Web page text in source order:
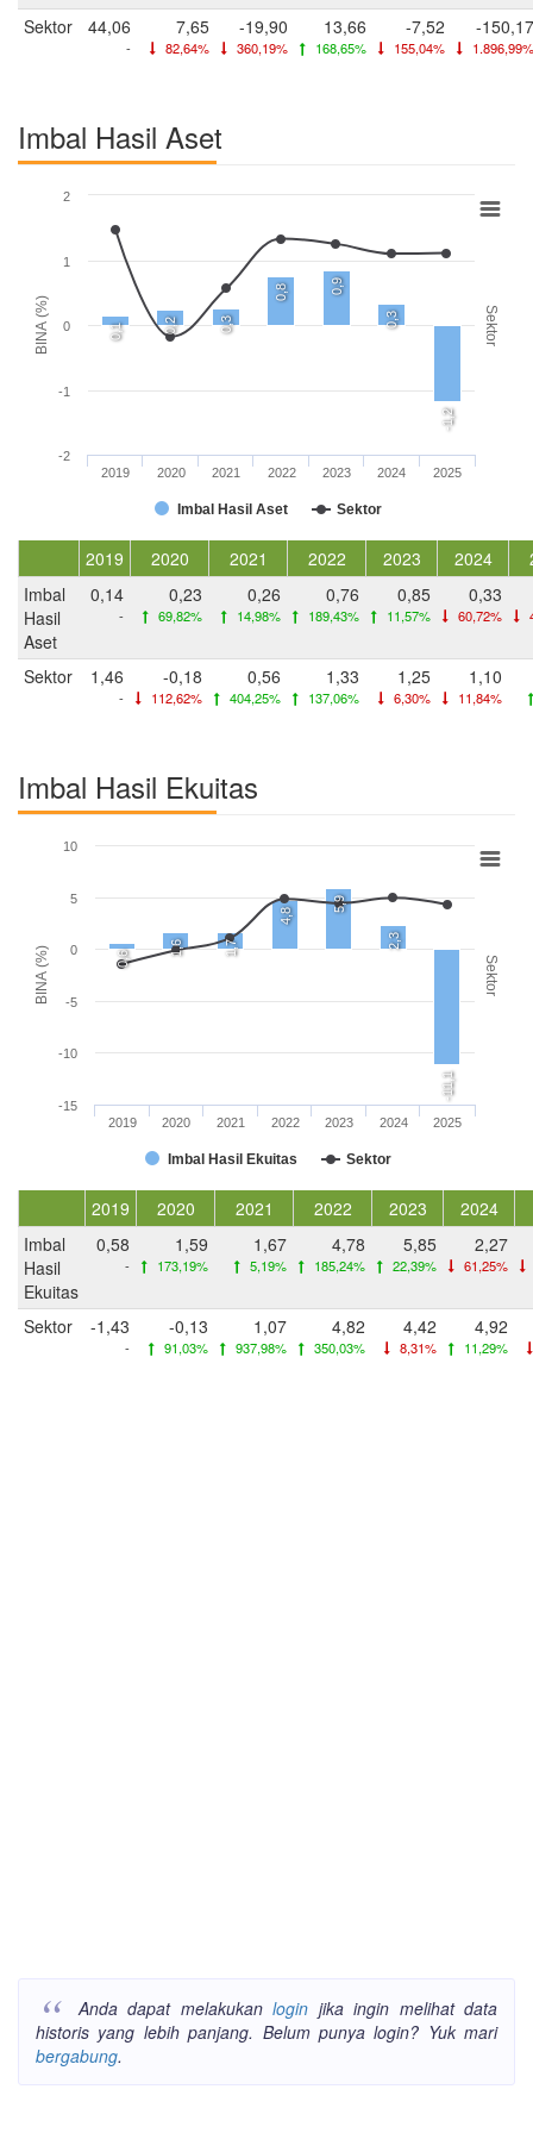
Sektor
44,06
-
7,65
82,64%
-19,90
360,19%
13,66
168,65%
-7,52
155,04%
-150,17
1.896,99%
Imbal Hasil Aset
BINA (%) Sektor
0,1 0,2 0,3
0,8
0,9
0,3
-1,2
Imbal Hasil Aset Sektor
2019 2020 2021 2022 2023 2024 2025
-2
-1
0
1
2
2019 2020 2021 2022 2023 2024
Imbal
Hasil
Aset
0,14
-
0,23
69,82%
0,26
14,98%
0,76
189,43%
0,85
11,57%
0,33
60,72%
Sektor 1,46
-
-0,18
112,62%
0,56
404,25%
1,33
137,06%
1,25
6,30%
1,10
11,84%
Imbal Hasil Ekuitas
BINA (%) Sektor
0,6
1,6 1,7
4,8
5,9
2,3
-11,1
Imbal Hasil Ekuitas Sektor
2019 2020 2021 2022 2023 2024 2025
-15
-10
-5
0
5
10
2019 2020 2021 2022 2023
2024
Imbal
Hasil
Ekuitas
0,58
-
1,59
173,19%
1,67
5,19%
4,78
185,24%
5,85
22,39%
2,27
61,25%
Sektor -1,43
-
-0,13
91,03%
1,07
937,98%
4,82
350,03%
4,42
8,31%
4,92
11,29%
Anda dapat melakukanlogin jika ingin melihat data
historis yang lebih panjang. Belum punya login? Yuk mari
bergabung.